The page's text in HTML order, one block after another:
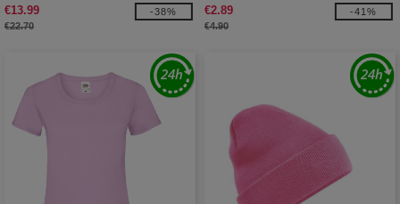
€13.99
€22.70
-38%
€2.89
€4.90
-41%